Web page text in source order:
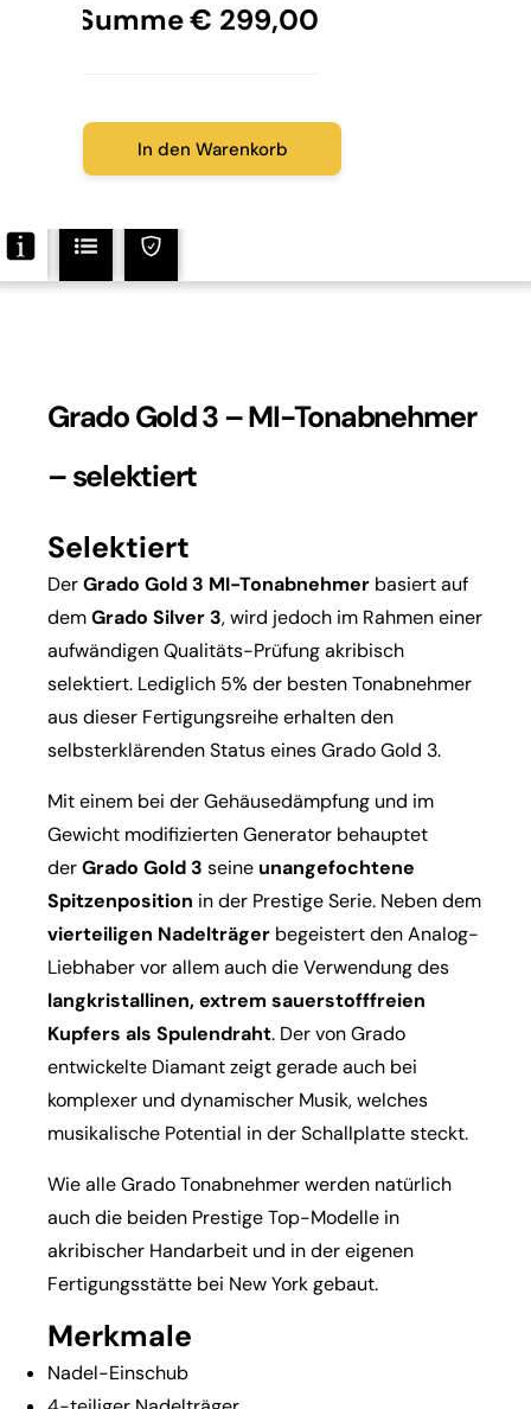
Summe€ 299,00
In den Warenkorb
Grado Gold 3 – MI-Tonabnehmer
– selektiert
Selektiert
DerGrado Gold 3 MI-Tonabnehmer basiert auf
demGrado Silver 3, wird jedoch im Rahmen einer
aufwändigen Qualitäts-Prüfung akribisch
selektiert. Lediglich 5% der besten Tonabnehmer
aus dieser Fertigungsreihe erhalten den
selbsterklärenden Status eines Grado Gold 3.
Mit einem bei der Gehäusedämpfung und im
Gewicht modifizierten Generator behauptet
derGrado Gold 3 seine unangefochtene
Spitzenposition in der Prestige Serie. Neben dem
vierteiligen Nadelträger begeistert den Analog-
Liebhaber vor allem auch die Verwendung des
langkristallinen, extrem sauerstofffreien
Kupfers als Spulendraht. Der von Grado
entwickelte Diamant zeigt gerade auch bei
komplexer und dynamischer Musik, welches
musikalische Potential in der Schallplatte steckt.
Wie alle Grado Tonabnehmer werden natürlich
auch die beiden Prestige Top-Modelle in
akribischer Handarbeit und in der eigenen
Fertigungsstätte bei New York gebaut.
Merkmale
Nadel-Einschub